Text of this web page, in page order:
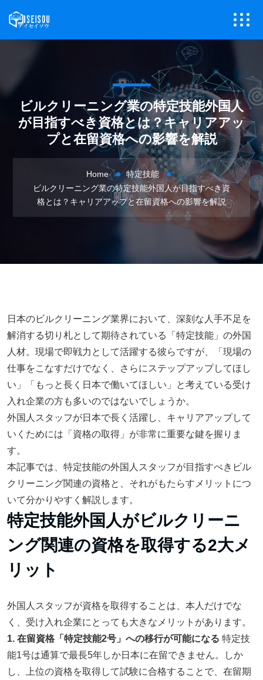
ビルクリーニング業の特定技能外国人
が目指すべき資格とは？キャリアアッ
プと在留資格への影響を解説
Home
特定技能
ビルクリーニング業の特定技能外国人が目指すべき資
格とは？キャリアアップと在留資格への影響を解説
日本のビルクリーニング業界において、深刻な人手不足を
解消する切り札として期待されている「特定技能」の外国
人材。現場で即戦力として活躍する彼らですが、「現場の
仕事をこなすだけでなく、さらにステップアップしてほし
い」「もっと長く日本で働いてほしい」と考えている受け
入れ企業の方も多いのではないでしょうか。
外国人スタッフが日本で長く活躍し、キャリアアップして
いくためには「資格の取得」が非常に重要な鍵を握りま
す。
本記事では、特定技能の外国人スタッフが目指すべきビル
クリーニング関連の資格と、それがもたらすメリットにつ
いて分かりやすく解説します。
特定技能外国人がビルクリーニ
ング関連の資格を取得する2大メ
リット
外国人スタッフが資格を取得することは、本人だけでな
く、受け入れ企業にとっても大きなメリットがあります。
1. 在留資格「特定技能2号」への移行が可能になる 特定技
能1号は通算で最長5年しか日本に在留できません。しか
し、上位の資格を取得して試験に合格することで、在留期